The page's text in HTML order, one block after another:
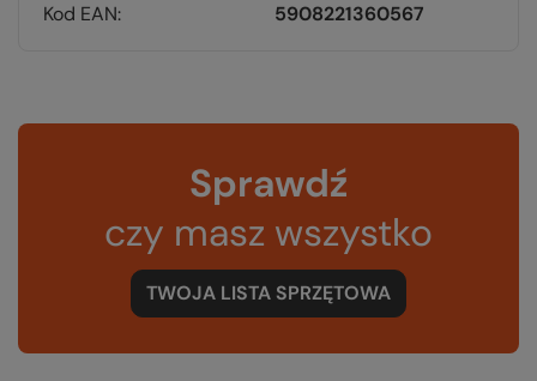
Kod EAN
5908221360567
Sprawdź
czy masz wszystko
TWOJA LISTA SPRZĘTOWA